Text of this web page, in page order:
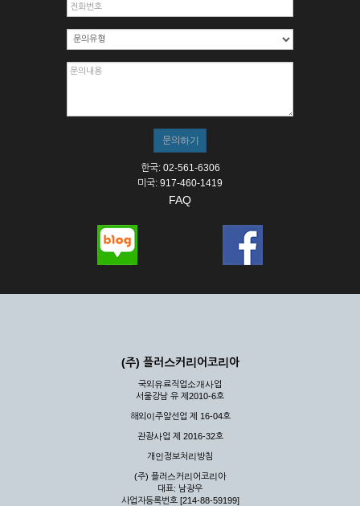
한국: 02-561-6306
미국: 917-460-1419
FAQ
(주) 플러스커리어코리아
국외유료직업소개사업
서울강남 유 제2010-6호
해외이주알선업 제 16-04호
관광사업 제 2016-32호
개인정보처리방침
(주) 플러스커리어코리아
대표: 남광우
사업자등록번호 [214-88-59199]